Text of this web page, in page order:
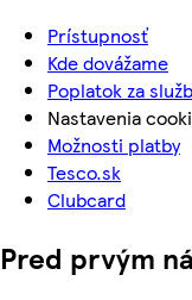
Prístupnosť
Kde dovážame
Poplatok za
Nastavenia
Možnosti platby
Tesco.sk
Clubcard
Pred prvým